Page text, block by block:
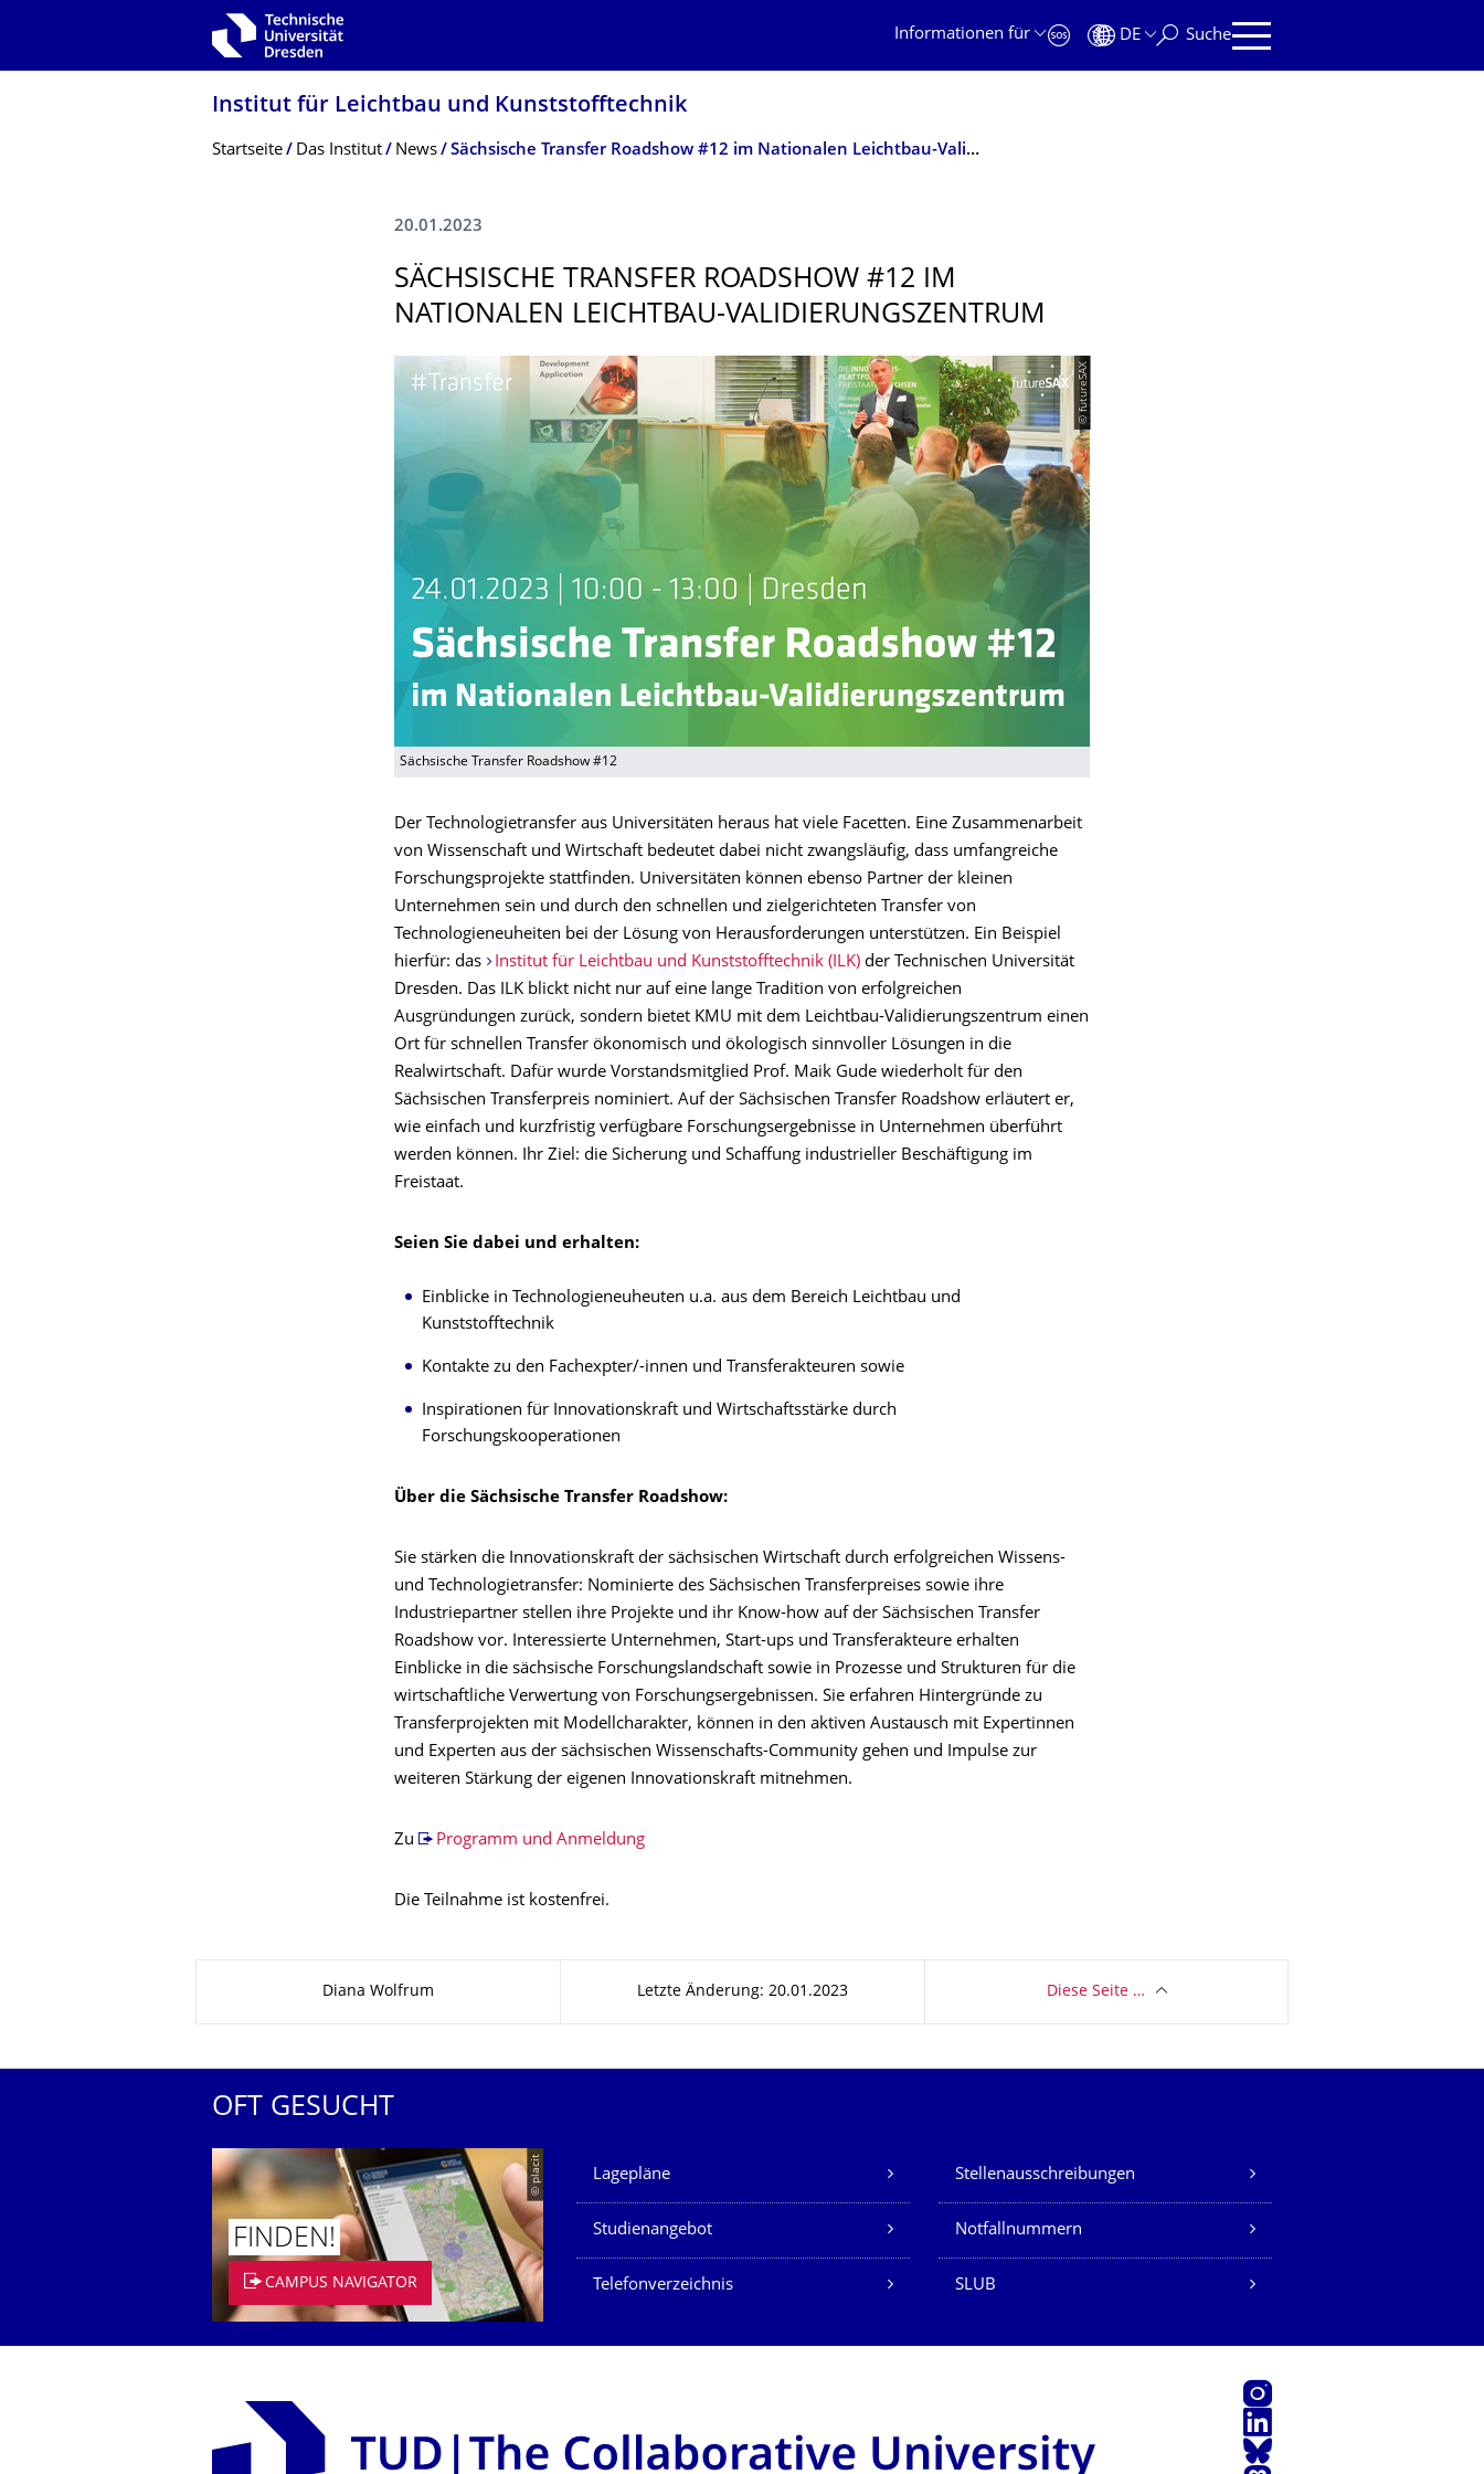
Zur Hauptnavigation springen
Informationen für
DE Suche
Institut für Leichtbau und Kunststofftechnik
Breadcrumb-Menü
Startseite Das Institut News Sächsische Transfer Roadshow #12 im Nationalen Leichtbau-Validierungszentrum
20.01.2023
SÄCHSISCHE TRANSFER ROADSHOW #12 IM
NATIONALEN LEICHTBAU-VALIDIERUNGS­ZENTRUM
© futureSAX
Sächsische Transfer Roadshow #12
Der Technologietransfer aus Universitäten heraus hat viele Facetten. Eine Zusammenarbeit
von Wissenschaft und Wirtschaft bedeutet dabei nicht zwangsläufig, dass umfangreiche
Forschungsprojekte stattfinden. Universitäten können ebenso Partner der kleinen
Unternehmen sein und durch den schnellen und zielgerichteten Transfer von
Technologieneuheiten bei der Lösung von Herausforderungen unterstützen. Ein Beispiel
hierfür: das
Institut für Leichtbau und Kunststofftechnik (ILK)der Technischen Universität
Dresden. Das ILK blickt nicht nur auf eine lange Tradition von erfolgreichen
Ausgründungen zurück, sondern bietet KMU mit dem Leichtbau-Validierungszentrum einen
Ort für schnellen Transfer ökonomisch und ökologisch sinnvoller Lösungen in die
Realwirtschaft. Dafür wurde Vorstandsmitglied Prof. Maik Gude wiederholt für den
Sächsischen Transferpreis nominiert. Auf der Sächsischen Transfer Roadshow erläutert er,
wie einfach und kurzfristig verfügbare Forschungsergebnisse in Unternehmen überführt
werden können. Ihr Ziel: die Sicherung und Schaffung industrieller Beschäftigung im
Freistaat.
Seien Sie dabei und erhalten:
Einblicke in Technologieneuheuten u.a. aus dem Bereich Leichtbau und
Kunststofftechnik
Kontakte zu den Fachexpter/-innen und Transferakteuren sowie
Inspirationen für Innovationskraft und Wirtschaftsstärke durch
Forschungskooperationen
Über die Sächsische Transfer Roadshow:
Sie stärken die Innovationskraft der sächsischen Wirtschaft durch erfolgreichen Wissens-
und Technologietransfer: Nominierte des Sächsischen Transferpreises sowie ihre
Industriepartner stellen ihre Projekte und ihr Know-how auf der Sächsischen Transfer
Roadshow vor. Interessierte Unternehmen, Start-ups und Transferakteure erhalten
Einblicke in die sächsische Forschungslandschaft sowie in Prozesse und Strukturen für die
wirtschaftliche Verwertung von Forschungsergebnissen. Sie erfahren Hintergründe zu
Transferprojekten mit Modellcharakter, können in den aktiven Austausch mit Expertinnen
und Experten aus der sächsischen Wissenschafts-Community gehen und Impulse zur
weiteren Stärkung der eigenen Innovationskraft mitnehmen.
Zu Programm und Anmeldung
Die Teilnahme ist kostenfrei.
Diana Wolfrum Letzte Änderung: 20.01.2023 Diese Seite …
OFT GESUCHT
© placit
FINDEN!
CAMPUS NAVIGATOR
Unsere Dienste
Lagepläne Stellenausschreibungen
Studienangebot Notfallnummern
Telefonverzeichnis SLUB
Instagram
LinkedIn
Bluesky